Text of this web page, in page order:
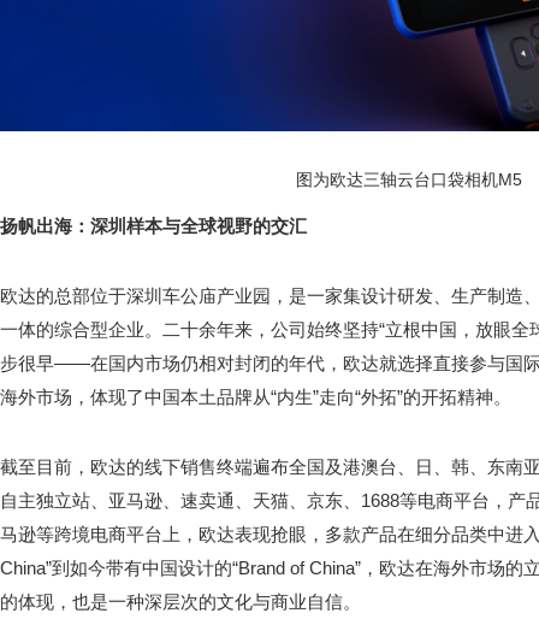
图为欧达三轴云台口袋相机M5
扬帆出海：深圳样本与全球视野的交汇
欧达的总部位于深圳车公庙产业园，是一家集设计研发、生产制造
一体的综合型企业。二十余年来，公司始终坚持“立根中国，放眼全
步很早——在国内市场仍相对封闭的年代，欧达就选择直接参与国
海外市场，体现了中国本土品牌从“内生”走向“外拓”的开拓精神。
截至目前，欧达的线下销售终端遍布全国及港澳台、日、韩、东南
自主独立站、亚马逊、速卖通、天猫、京东、1688等电商平台，产
马逊等跨境电商平台上，欧达表现抢眼，多款产品在细分品类中进
China”到如今带有中国设计的“Brand of China”，欧达在海外市场
的体现，也是一种深层次的文化与商业自信。